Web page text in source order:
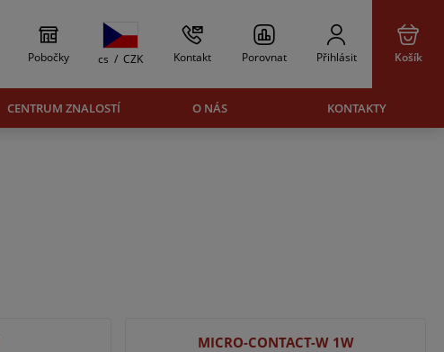
Pobočky cs / CZK Kontakt Porovnat Přihlásit Košík
CENTRUM ZNALOSTÍ O NÁS KONTAKTY
MICRO-CONTACT-W 1W